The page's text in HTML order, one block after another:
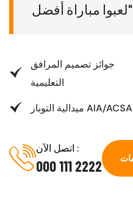
جوائز تصميم المرافق
التعليمية
ميدالية التوباز AIA/ACSA
اتصل الآن :
000 111 2222